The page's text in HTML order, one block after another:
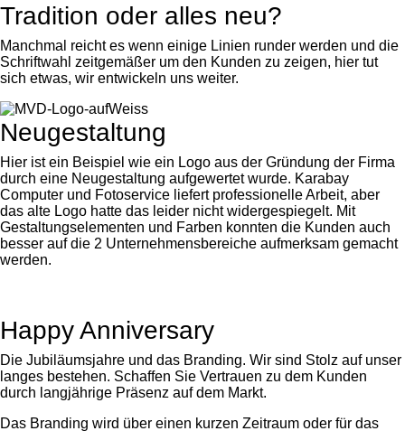
Tradition oder alles neu?​
Manchmal reicht es wenn einige Linien runder werden und die
Schriftwahl zeitgemäßer um den Kunden zu zeigen, hier tut
sich etwas, wir entwickeln uns weiter.
Neugestaltung
Hier ist ein Beispiel wie ein Logo aus der Gründung der Firma
durch eine Neugestaltung aufgewertet wurde. Karabay
Computer und Fotoservice liefert professionelle Arbeit, aber
das alte Logo hatte das leider nicht widergespiegelt. Mit
Gestaltungselementen und Farben konnten die Kunden auch
besser auf die 2 Unternehmensbereiche aufmerksam gemacht
werden.
Happy Anniversary
Die Jubiläumsjahre und das Branding. Wir sind Stolz auf unser
langes bestehen. Schaffen Sie Vertrauen zu dem Kunden
durch langjährige Präsenz auf dem Markt.
Das Branding wird über einen kurzen Zeitraum oder für das